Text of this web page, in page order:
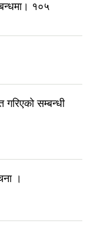
१०५
गरिएको सम्बन्धी
।